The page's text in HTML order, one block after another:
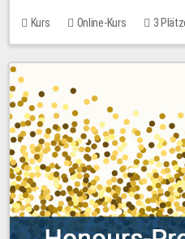
Kurs Online-Kurs 3